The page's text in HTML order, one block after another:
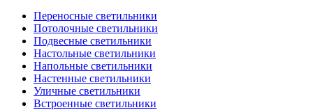
Переносные светильники
Потолочные светильники
Подвесные светильники
Настольные светильники
Напольные светильники
Настенные светильники
Уличные светильники
Встроенные светильники